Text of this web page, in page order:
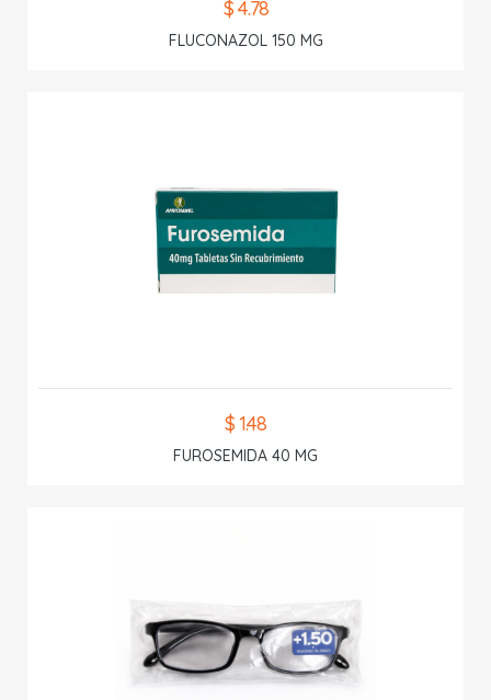
$ 4.78
FLUCONAZOL 150 MG
$ 1.48
FUROSEMIDA 40 MG